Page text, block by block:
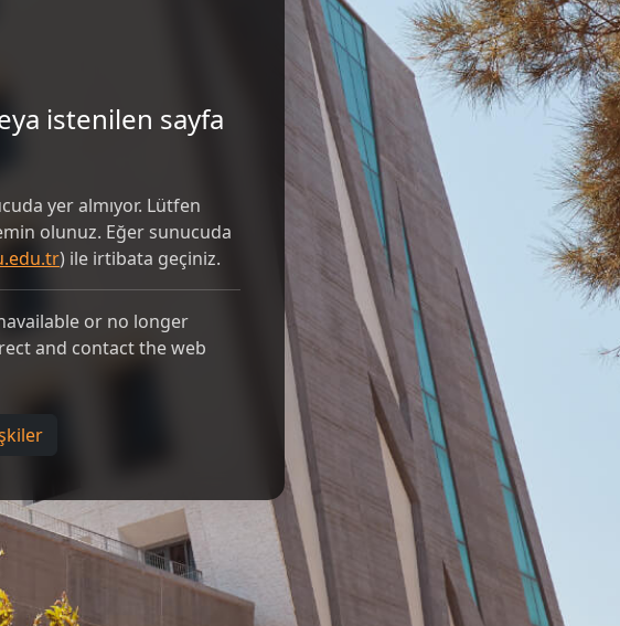
istenilen sayfa
yer almıyor. Lütfen
olunuz. Eğer sunucuda
) ile irtibata geçiniz.
or no longer
and contact the web